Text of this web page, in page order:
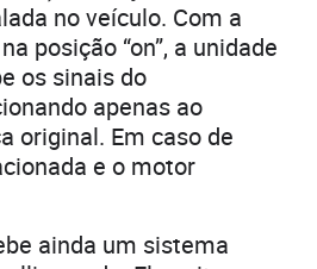
no veículo. Com a
posição “on”, a unidade
os sinais do
apenas ao
original. Em caso de
e o motor
ainda um sistema